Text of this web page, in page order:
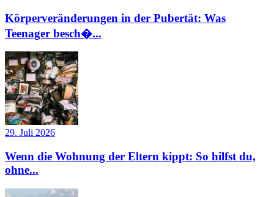
Körperveränderungen in der Pubertät: Was
Teenager besch�...
29. Juli 2026
Wenn die Wohnung der Eltern kippt: So hilfst du,
ohne...